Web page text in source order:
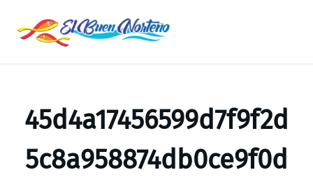
45d4a17456599d7f9f2d
5c8a958874db0ce9f0d